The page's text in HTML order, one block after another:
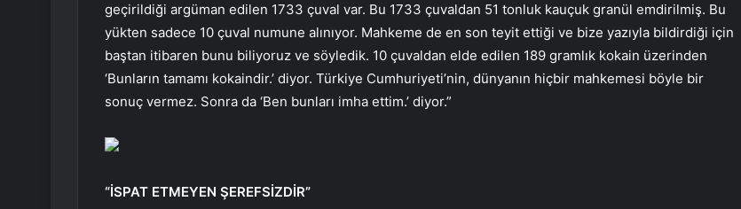
geçirildiği argüman edilen 1733 çuval var. Bu 1733 çuvaldan 51 tonluk kauçuk granül emdirilmiş. Bu
yükten sadece 10 çuval numune alınıyor. Mahkeme de en son teyit ettiği ve bize yazıyla bildirdiği için
baştan itibaren bunu biliyoruz ve söyledik. 10 çuvaldan elde edilen 189 gramlık kokain üzerinden
‘Bunların tamamı kokaindir.’ diyor. Türkiye Cumhuriyeti’nin, dünyanın hiçbir mahkemesi böyle bir
sonuç vermez. Sonra da ‘Ben bunları imha ettim.’ diyor.”
“İSPAT ETMEYEN ŞEREFSİZDİR”